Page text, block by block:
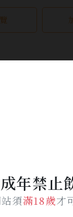
年禁止
須滿18歲才
士忌及各式酒類
務。不論您是